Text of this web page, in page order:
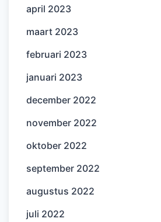
april 2023
maart 2023
februari 2023
januari 2023
december 2022
november 2022
oktober 2022
september 2022
augustus 2022
juli 2022